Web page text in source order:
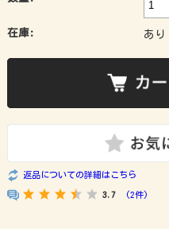
在庫: あり
返品についての詳細はこちら
3.7 (2件)